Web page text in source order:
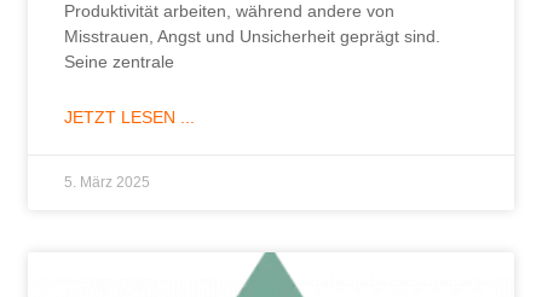
Produktivität arbeiten, während andere von
Misstrauen, Angst und Unsicherheit geprägt sind.
Seine zentrale
JETZT LESEN ...
5. März 2025